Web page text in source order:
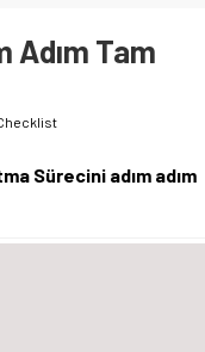
Tercih Değil, Zorunluluk?
Adım Tam
Sürecini adım adım